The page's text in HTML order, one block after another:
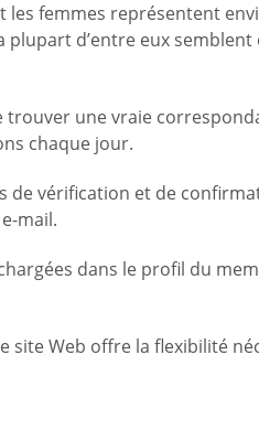
femmes représentent
d’entre eux
une vraie
chaque jour.
de vérification et de
mail.
dans le profil du
site Web offre la flexibilité